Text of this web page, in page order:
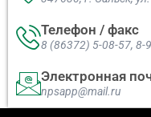
Телефон / факс
8 (86372) 5-08-57, 8-
Электронная
npsapp@mail.ru